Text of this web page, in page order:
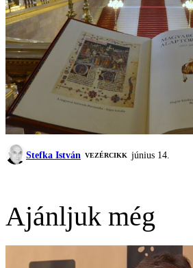
Stefka István VEZÉRCIKK június 14.
Ajánljuk még